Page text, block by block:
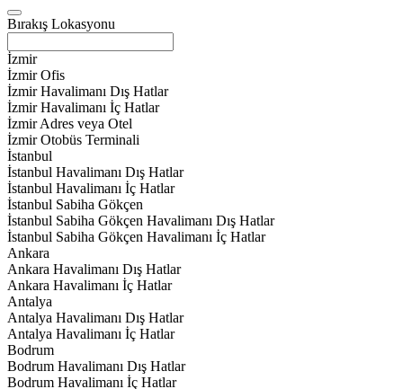
Bırakış Lokasyonu
İzmir
İzmir Ofis
İzmir Havalimanı Dış Hatlar
İzmir Havalimanı İç Hatlar
İzmir Adres veya Otel
İzmir Otobüs Terminali
İstanbul
İstanbul Havalimanı Dış Hatlar
İstanbul Havalimanı İç Hatlar
İstanbul Sabiha Gökçen
İstanbul Sabiha Gökçen Havalimanı Dış Hatlar
İstanbul Sabiha Gökçen Havalimanı İç Hatlar
Ankara
Ankara Havalimanı Dış Hatlar
Ankara Havalimanı İç Hatlar
Antalya
Antalya Havalimanı Dış Hatlar
Antalya Havalimanı İç Hatlar
Bodrum
Bodrum Havalimanı Dış Hatlar
Bodrum Havalimanı İç Hatlar